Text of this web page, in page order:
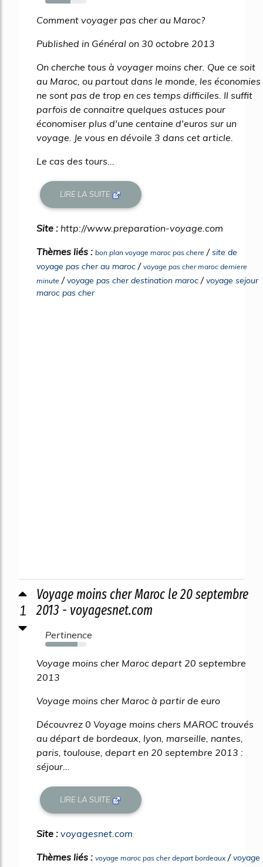
61%
Comment voyager pas cher au Maroc?
Published in Général on 30 octobre 2013
On cherche tous à voyager moins cher. Que ce soit
au Maroc, ou partout dans le monde, les économies
ne sont pas de trop en ces temps difficiles. Il suffit
parfois de connaitre quelques astuces pour
économiser plus d'une centaine d'euros sur un
voyage. Je vous en dévoile 3 dans cet article.
Le cas des tours...
LIRE LA SUITE
Site : http://www.preparation-voyage.com
Thèmes liés : bon plan voyage maroc pas chere /site de
voyage pas cher au maroc / voyage pas cher maroc derniere
minute /voyage pas cher destination maroc /voyage sejour
maroc pas cher
1
Voyage moins cher Maroc le 20 septembre
2013 - voyagesnet.com
Pertinence
79%
Voyage moins cher Maroc depart 20 septembre
2013
Voyage moins cher Maroc à partir de euro
Découvrez 0 Voyage moins chers MAROC trouvés
au départ de bordeaux, lyon, marseille, nantes,
paris, toulouse, depart en 20 septembre 2013 :
séjour...
LIRE LA SUITE
Site : voyagesnet.com
Thèmes liés : voyage maroc pas cher depart bordeaux /voyage